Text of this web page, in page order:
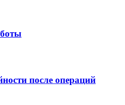
после операций